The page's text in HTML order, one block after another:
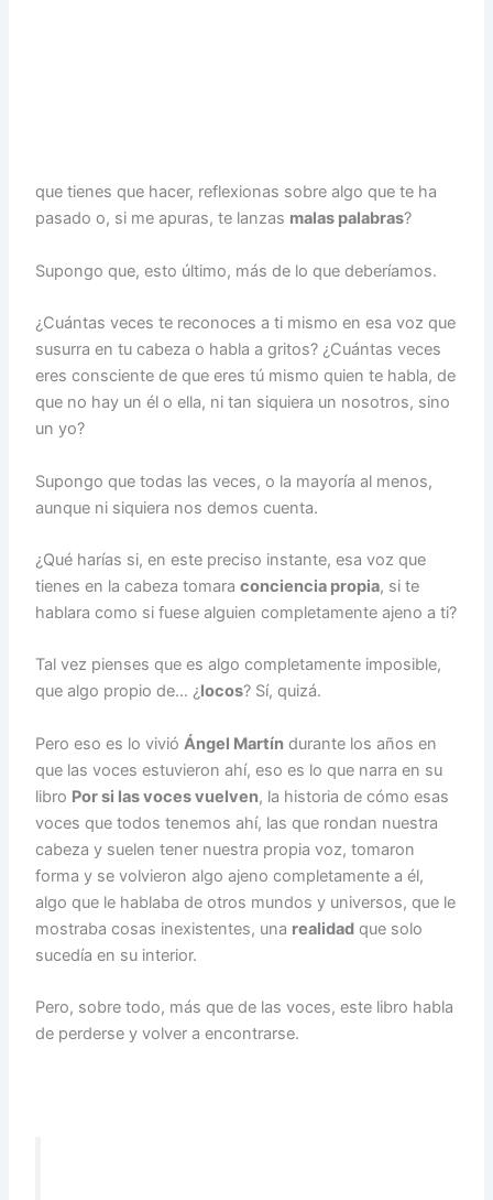
que tienes que hacer, reflexionas sobre algo que te ha
pasado o, si me apuras, te lanzas malas palabras?
Supongo que, esto último, más de lo que deberíamos.
¿Cuántas veces te reconoces a ti mismo en esa voz que
susurra en tu cabeza o habla a gritos? ¿Cuántas veces
eres consciente de que eres tú mismo quien te habla, de
que no hay un él o ella, ni tan siquiera un nosotros, sino
un yo?
Supongo que todas las veces, o la mayoría al menos,
aunque ni siquiera nos demos cuenta.
¿Qué harías si, en este preciso instante, esa voz que
tienes en la cabeza tomaraconciencia propia, si te
hablara como si fuese alguien completamente ajeno a ti?
Tal vez pienses que es algo completamente imposible,
que algo propio de… ¿locos? Sí, quizá.
Pero eso es lo vivió Ángel Martín durante los años en
que las voces estuvieron ahí, eso es lo que narra en su
libro Por si las voces vuelven, la historia de cómo esas
voces que todos tenemos ahí, las que rondan nuestra
cabeza y suelen tener nuestra propia voz, tomaron
forma y se volvieron algo ajeno completamente a él,
algo que le hablaba de otros mundos y universos, que le
mostraba cosas inexistentes, una realidad que solo
sucedía en su interior.
Pero, sobre todo, más que de las voces, este libro habla
de perderse y volver a encontrarse.